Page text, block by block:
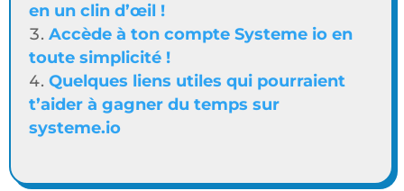
en un clin d’œil !
Accède à ton compte Systeme io en
toute simplicité !
Quelques liens utiles qui pourraient
t’aider à gagner du temps sur
systeme.io